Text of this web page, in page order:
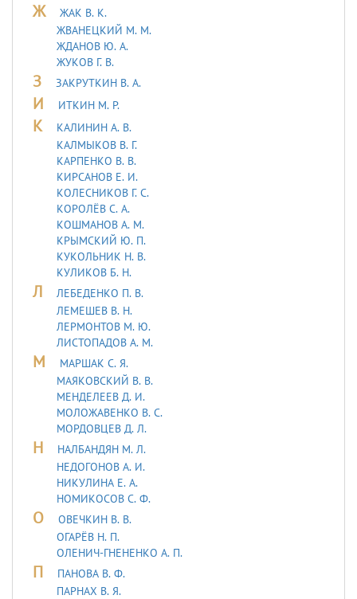
Ж
ЖАК В. К.
ЖВАНЕЦКИЙ М. М.
ЖДАНОВ Ю. А.
ЖУКОВ Г. В.
З ЗАКРУТКИН В. А.
И ИТКИН М. Р.
К
КАЛИНИН А. В.
КАЛМЫКОВ В. Г.
КАРПЕНКО В. В.
КИРСАНОВ Е. И.
КОЛЕСНИКОВ Г. С.
КОРОЛЁВ С. А.
КОШМАНОВ А. М.
КРЫМСКИЙ Ю. П.
КУКОЛЬНИК H. В.
КУЛИКОВ Б. Н.
Л
ЛЕБЕДЕHКО П. В.
ЛЕМЕШЕВ В. Н.
ЛЕРМОHТОВ М. Ю.
ЛИСТОПАДОВ А. М.
М
МАРШАК С. Я.
МАЯКОВСКИЙ В. В.
МЕНДЕЛЕЕВ Д. И.
МОЛОЖАВEHКО В. С.
МОРДОВЦЕВ Д. Л.
Н
НАЛБАНДЯН М. Л.
НЕДОГОНОВ А. И.
НИКУЛИНА Е. А.
НОМИКОСОВ С. Ф.
О
ОВЕЧКИН В. В.
ОГАРЁВ Н. П.
ОЛЕНИЧ-ГНЕНЕНКО А. П.
П
ПАНОВА В. Ф.
ПАРНАХ В. Я.